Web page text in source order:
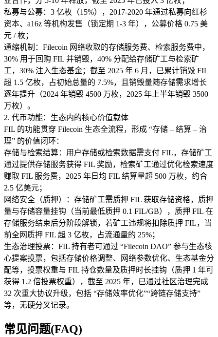
私募与公募：3 亿枚（15%），2017-2020 年通过私募向红杉
资本、a16z 等机构发售（锁定期 1-3 年），公募价格 0.75 美
元 / 枚；​
通缩机制：Filecoin 网络收取的存储服务费、检索服务费中，
30% 用于回购 FIL 并销毁，40% 分配给存储矿工与检索矿
工，30% 注入生态基金；截至 2025 年 6 月，已累计销毁 FIL
超 1.5 亿枚，占初始总量的 7.5%，且销毁量随存储需求增长
逐年提升（2024 年销毁 4500 万枚，2025 年上半年销毁 3500
万枚）。​
2. 代币功能：生态内的核心价值载体​
FIL 的功能贯穿 Filecoin 生态全流程，形成 “存储 – 结算 – 治
理” 的价值闭环：​
存储与检索结算：用户存储或检索数据需支付 FIL，存储矿工
通过提供存储服务获得 FIL 奖励，检索矿工通过优化检索速度
赚取 FIL 服务费，2025 年日均 FIL 结算量超 500 万枚，约合
2.5 亿美元；​
网络安全（质押）：存储矿工需质押 FIL 获取存储资格，质押
量与存储容量挂钩（当前最低质押 0.1 FIL/GB），质押 FIL 在
存储服务结束后分阶段解锁，若矿工违规将扣除质押 FIL，当
前全网质押 FIL 超 3 亿枚，占流通量的 25%；​
生态治理投票：FIL 持有者可通过 “Filecoin DAO” 参与生态核
心提案投票，包括存储价格调整、网络参数优化、生态基金分
配等，投票权重与 FIL 持仓数量及质押时长挂钩（质押 1 年可
获得 1.2 倍投票权重），截至 2025 年，已通过社区治理完成
32 次重大协议升级，包括 “存储效率优化”“跨链存储支持”
等，无硬分叉记录。
常见问题(FAQ)